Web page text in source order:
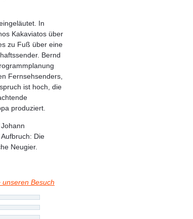
In
Kakaviatos über
zu Fuß über eine
Bernd
Fernsehsenders,
ist hoch, die
produziert.
Die
Neugier.
Besuch